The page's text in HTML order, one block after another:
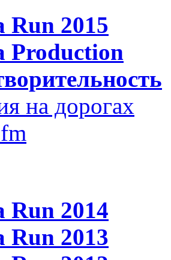
Run 2015
Production
на дорогах
Run 2014
Run 2013